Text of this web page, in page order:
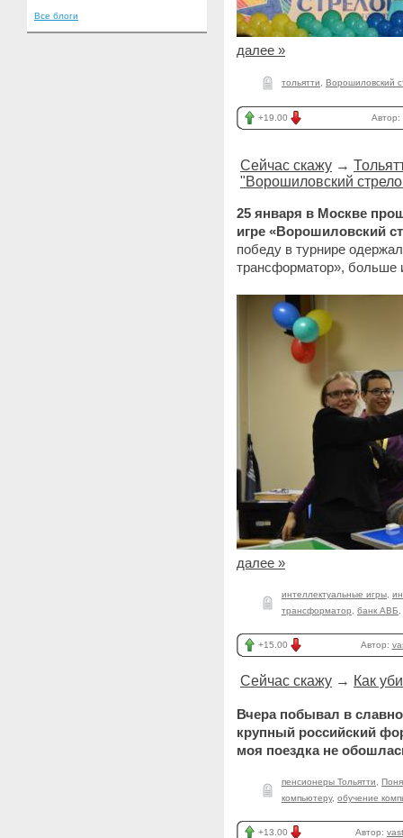
Все блоги
далее »
тольятти Ворошиловский
+19.00 Автор:
Сейчас скажу →
"Ворошиловский
25 января в Москве
игре «Ворошиловский
победу в турнире
трансформатор», больше
далее »
интеллектуальные игры
трансформатор
банк АВБ
+15.00 Автор:
Сейчас скажу → Как
Вчера побывал в
крупный российский
моя поездка не
пенсионеры Тольятти
компьютеру, обучение
+13.00 Автор: